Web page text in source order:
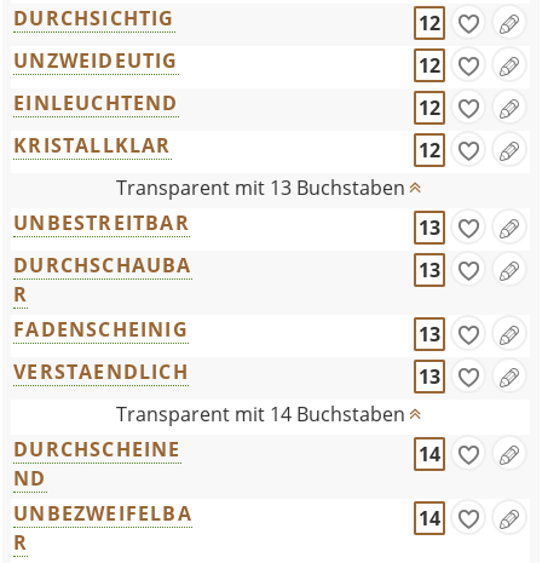
DURCHSICHTIG
12
UNZWEIDEUTIG
12
EINLEUCHTEND
12
KRISTALLKLAR
12
Transparent mit 13 Buchstaben
UNBESTREITBAR
13
DURCHSCHAUBA
R
13
FADENSCHEINIG
13
VERSTAENDLICH
13
Transparent mit 14 Buchstaben
DURCHSCHEINE
ND
14
UNBEZWEIFELBA
R
14